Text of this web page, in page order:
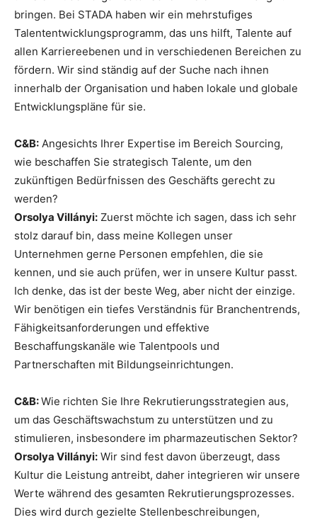
bringen. Bei STADA haben wir ein mehrstufiges
Talententwicklungsprogramm, das uns hilft, Talente auf
allen Karriereebenen und in verschiedenen Bereichen zu
fördern. Wir sind ständig auf der Suche nach ihnen
innerhalb der Organisation und haben lokale und globale
Entwicklungspläne für sie.
C&B: Angesichts Ihrer Expertise im Bereich Sourcing,
wie beschaffen Sie strategisch Talente, um den
zukünftigen Bedürfnissen des Geschäfts gerecht zu
werden?
Orsolya Villányi: Zuerst möchte ich sagen, dass ich sehr
stolz darauf bin, dass meine Kollegen unser
Unternehmen gerne Personen empfehlen, die sie
kennen, und sie auch prüfen, wer in unsere Kultur passt.
Ich denke, das ist der beste Weg, aber nicht der einzige.
Wir benötigen ein tiefes Verständnis für Branchentrends,
Fähigkeitsanforderungen und effektive
Beschaffungskanäle wie Talentpools und
Partnerschaften mit Bildungseinrichtungen.
C&B:Wie richten Sie Ihre Rekrutierungsstrategien aus,
um das Geschäftswachstum zu unterstützen und zu
stimulieren, insbesondere im pharmazeutischen Sektor?
Orsolya Villányi: Wir sind fest davon überzeugt, dass
Kultur die Leistung antreibt, daher integrieren wir unsere
Werte während des gesamten Rekrutierungsprozesses.
Dies wird durch gezielte Stellenbeschreibungen,